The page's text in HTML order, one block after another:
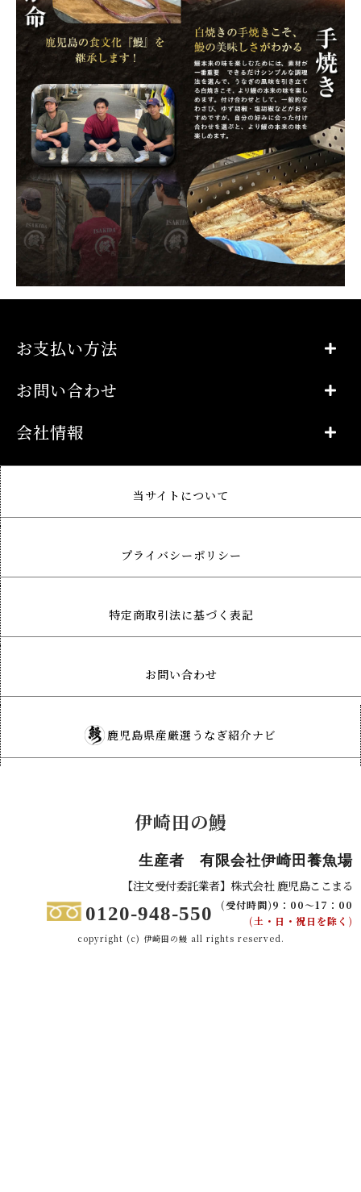
お支払い方法
お問い合わせ
会社情報
当サイトについて
プライバシーポリシー
特定商取引法に基づく表記
お問い合わせ
鹿児島県産厳選うなぎ紹介ナビ
伊崎田の鰻
生産者 有限会社伊崎田養魚場
【注文受付委託業者】株式会社 鹿児島ここまる
0120-948-550
(受付時間)9：00～17：00
(土・日・祝日を除く)
copyright (c) 伊崎田の鰻 all rights reserved.